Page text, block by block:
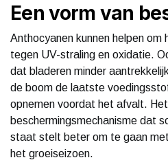
Een vorm van
Anthocyanen kunnen helpen
tegen UV-straling en oxidatie.
dat bladeren minder
de boom de laatste
opnemen voordat het afvalt.
beschermingsmechanisme dat
staat stelt beter om te gaan
het groeiseizoen.